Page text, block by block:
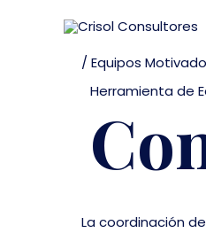
/ Equipos
Herramienta de
La coordinación